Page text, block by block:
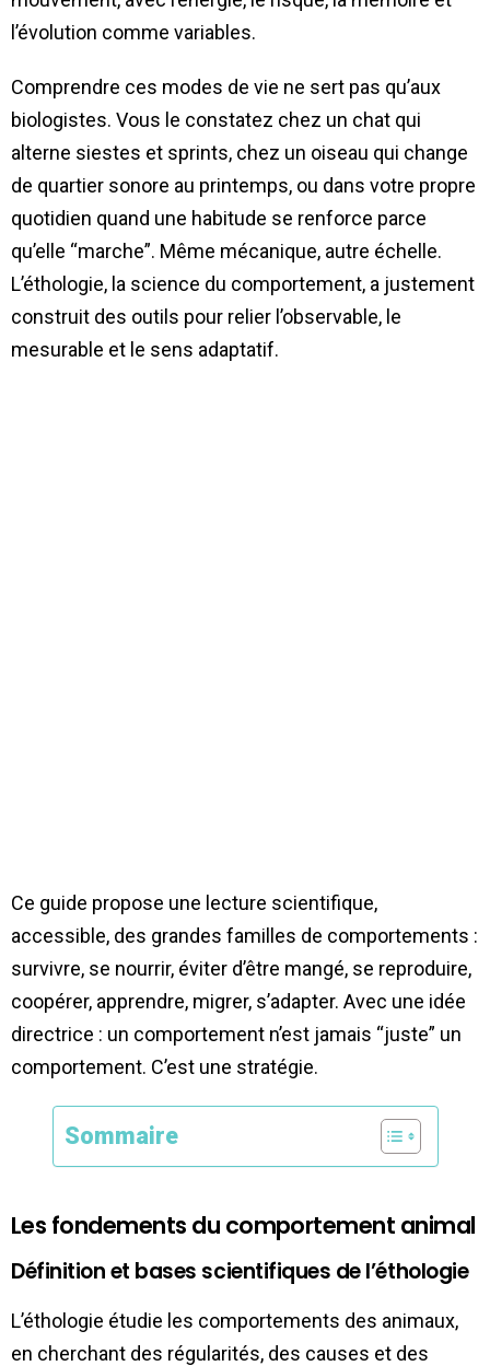
l’évolution comme variables.
Comprendre ces modes de vie ne sert pas qu’aux
biologistes. Vous le constatez chez un chat qui
alterne siestes et sprints, chez un oiseau qui change
de quartier sonore au printemps, ou dans votre propre
quotidien quand une habitude se renforce parce
qu’elle “marche”. Même mécanique, autre échelle.
L’éthologie, la science du comportement, a justement
construit des outils pour relier l’observable, le
mesurable et le sens adaptatif.
Ce guide propose une lecture scientifique,
accessible, des grandes familles de comportements :
survivre, se nourrir, éviter d’être mangé, se reproduire,
coopérer, apprendre, migrer, s’adapter. Avec une idée
directrice : un comportement n’est jamais “juste” un
comportement. C’est une stratégie.
Sommaire
Les fondements du comportement animal
Définition et bases scientifiques de l’éthologie
L’éthologie étudie les comportements des animaux,
en cherchant des régularités, des causes et des